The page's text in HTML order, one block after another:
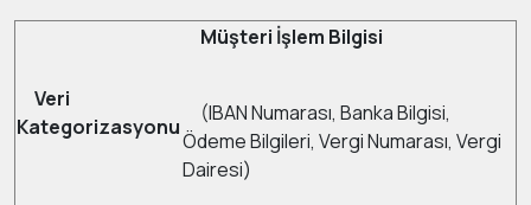
Veri
Kategorizasyonu
Müşteri İşlem Bilgisi
(IBAN Numarası, Banka Bilgisi,
Ödeme Bilgileri, Vergi Numarası, Vergi
Dairesi)